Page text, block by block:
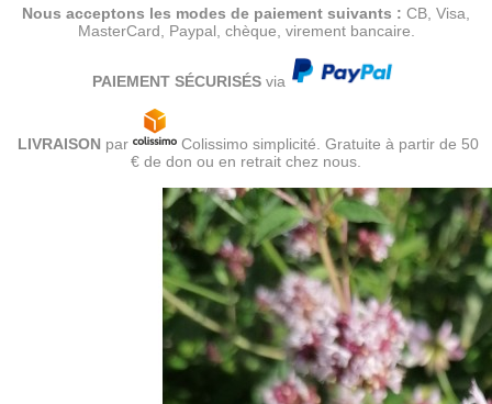
Nous acceptons les modes de paiement suivants : CB, Visa,
MasterCard, Paypal, chèque, virement bancaire.
PAIEMENT SÉCURISÉS via
LIVRAISON par
Colissimo simplicité. Gratuite à partir de 50
€ de don ou en retrait chez nous.